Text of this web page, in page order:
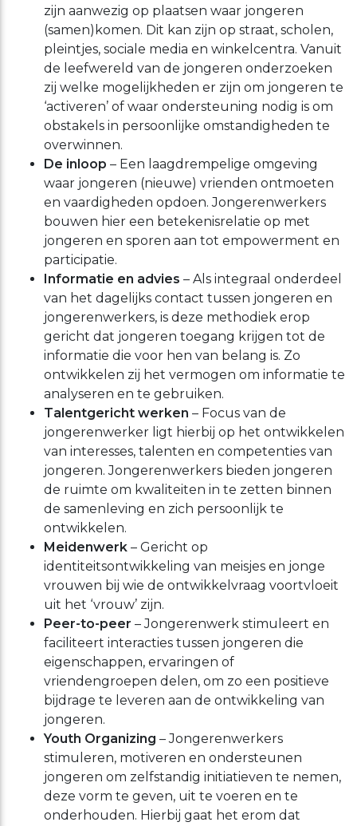
zijn aanwezig op plaatsen waar jongeren
(samen)komen. Dit kan zijn op straat, scholen,
pleintjes, sociale media en winkelcentra. Vanuit
de leefwereld van de jongeren onderzoeken
zij welke mogelijkheden er zijn om jongeren te
‘activeren’ of waar ondersteuning nodig is om
obstakels in persoonlijke omstandigheden te
overwinnen.
De inloop – Een laagdrempelige omgeving
waar jongeren (nieuwe) vrienden ontmoeten
en vaardigheden opdoen. Jongerenwerkers
bouwen hier een betekenisrelatie op met
jongeren en sporen aan tot empowerment en
participatie.
Informatie en advies – Als integraal onderdeel
van het dagelijks contact tussen jongeren en
jongerenwerkers, is deze methodiek erop
gericht dat jongeren toegang krijgen tot de
informatie die voor hen van belang is. Zo
ontwikkelen zij het vermogen om informatie te
analyseren en te gebruiken.
Talentgericht werken – Focus van de
jongerenwerker ligt hierbij op het ontwikkelen
van interesses, talenten en competenties van
jongeren. Jongerenwerkers bieden jongeren
de ruimte om kwaliteiten in te zetten binnen
de samenleving en zich persoonlijk te
ontwikkelen.
Meidenwerk – Gericht op
identiteitsontwikkeling van meisjes en jonge
vrouwen bij wie de ontwikkelvraag voortvloeit
uit het ‘vrouw’ zijn.
Peer-to-peer – Jongerenwerk stimuleert en
faciliteert interacties tussen jongeren die
eigenschappen, ervaringen of
vriendengroepen delen, om zo een positieve
bijdrage te leveren aan de ontwikkeling van
jongeren.
Youth Organizing – Jongerenwerkers
stimuleren, motiveren en ondersteunen
jongeren om zelfstandig initiatieven te nemen,
deze vorm te geven, uit te voeren en te
onderhouden. Hierbij gaat het erom dat